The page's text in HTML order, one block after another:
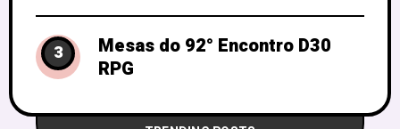
3
Mesas do 92° Encontro D30
RPG